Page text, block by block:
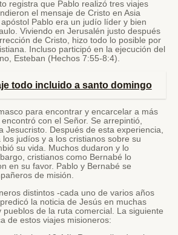
registra que Pablo realizó tres viajes
el mensaje de Cristo en Asia
Pablo era un judío líder y bien
Viviendo en Jerusalén justo después
de Cristo, hizo todo lo posible por
Incluso participó en la ejecución del
Esteban (Hechos 7:55-8:4).
todo incluido a santo domingo
para encontrar y encarcelar a más
con el Señor. Se arrepintió,
Jesucristo. Después de esta experiencia,
judíos y a los cristianos sobre su
su vida. Muchos dudaron y lo
cristianos como Bernabé lo
en su favor. Pablo y Bernabé se
de misión.
distintos -cada uno de varios años
la noticia de Jesús en muchas
pueblos de la ruta comercial. La siguiente
de estos viajes misioneros: